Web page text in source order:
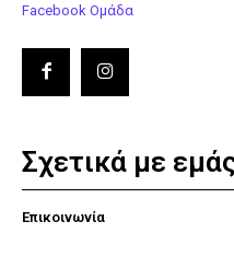
Facebook Ομάδα
Σχετικά με
Επικοινωνία